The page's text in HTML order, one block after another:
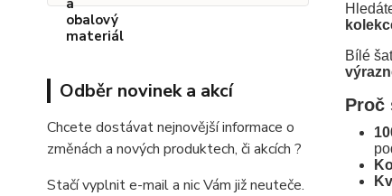
Odběr novinek a akcí
Chcete dostávat nejnovější informace o
změnách a nových produktech, či akcích ?
Stačí vyplnit e-mail a nic Vám již neuteče.
Bílé
Proč